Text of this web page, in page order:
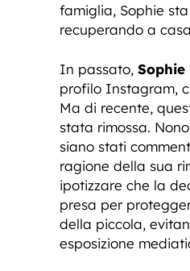
famiglia, Sophie
recuperando a
In passato, Sophie
profilo Instagram,
Ma di recente,
stata rimossa.
siano stati
ragione della sua
ipotizzare che la
presa per
della piccola,
esposizione